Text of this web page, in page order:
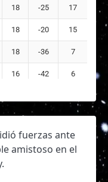
18 -25 17
18 -20 15
18 -36 7
16 -42 6
fuerzas ante
amistoso en el